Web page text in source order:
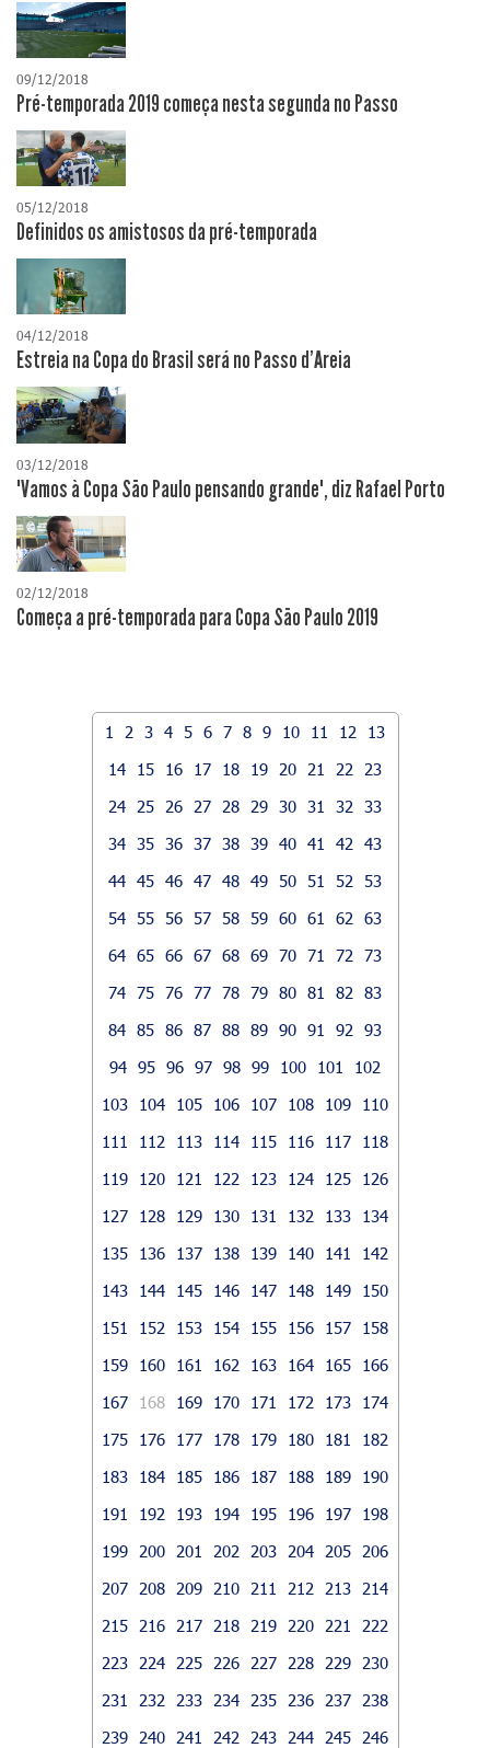
09/12/2018
Pré-temporada 2019 começa nesta segunda no Passo
05/12/2018
Definidos os amistosos da pré-temporada
04/12/2018
Estreia na Copa do Brasil será no Passo d'Areia
03/12/2018
"Vamos à Copa São Paulo pensando grande", diz Rafael Porto
02/12/2018
Começa a pré-temporada para Copa São Paulo 2019
1 2 3 4 5 6 7 8 9 10 11 12
13
14
15 16 17 18 19 20 21 22
23
24
25 26 27 28 29 30 31 32
33
34 35 36 37 38 39 40 41 42
43
44 45 46 47 48 49 50 51 52
53
54 55 56 57 58 59 60 61 62
63
64 65 66 67 68 69 70 71 72
73
74 75 76 77 78 79 80 81 82
83
84 85 86 87 88 89 90 91 92
93
94 95 96 97 98 99 100 101
102
103
104 105 106 107 108 109
110
111
112 113 114 115 116 117
118
119
120 121 122 123 124 125
126
127
128 129 130 131 132 133
134
135
136 137 138 139 140 141
142
143
144 145 146 147 148 149
150
151
152 153 154 155 156 157
158
159
160 161 162 163 164 165
166
167
168 169 170 171 172 173
174
175
176 177 178 179 180 181
182
183
184 185 186 187 188 189
190
191
192 193 194 195 196 197
198
199
200 201 202 203 204 205
206
207
208 209 210 211 212 213
214
215
216 217 218 219 220 221
222
223
224 225 226 227 228 229
230
231
232 233 234 235 236 237
238
239
240 241 242 243 244 245
246